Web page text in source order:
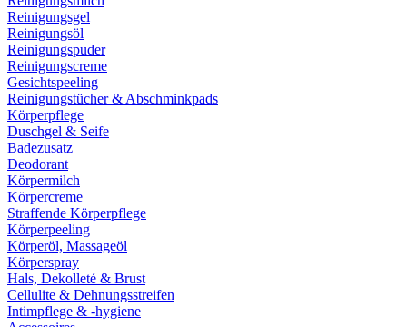
Reinigungsgel
Reinigungsöl
Reinigungspuder
Reinigungscreme
Gesichtspeeling
Reinigungstücher & Abschminkpads
Körperpflege
Duschgel & Seife
Badezusatz
Deodorant
Körpermilch
Körpercreme
Straffende Körperpflege
Körperpeeling
Körperöl, Massageöl
Körperspray
Hals, Dekolleté & Brust
Cellulite & Dehnungsstreifen
Intimpflege & -hygiene